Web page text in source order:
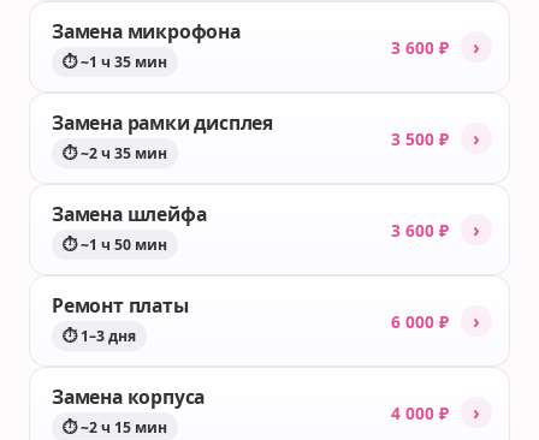
Замена микрофона
⏱ ~1 ч 35 мин
3 600 ₽ ›
Замена рамки дисплея
⏱ ~2 ч 35 мин
3 500 ₽ ›
Замена шлейфа
⏱ ~1 ч 50 мин
3 600 ₽ ›
Ремонт платы
⏱ 1–3 дня
6 000 ₽ ›
Замена корпуса
⏱ ~2 ч 15 мин
4 000 ₽ ›